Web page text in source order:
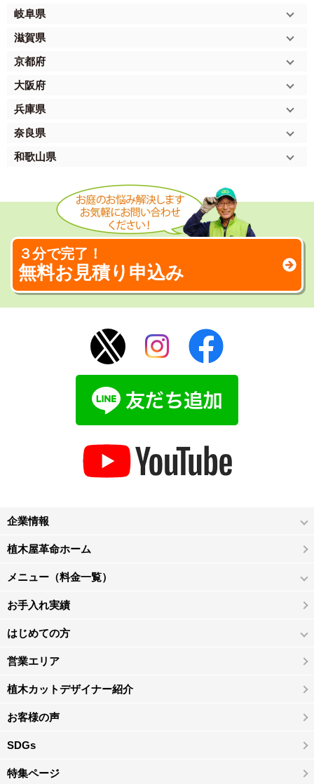
岐阜県
滋賀県
京都府
大阪府
兵庫県
奈良県
和歌山県
３分で完了！
無料お見積り申込み
企業情報
植木屋革命ホーム
メニュー（料金一覧）
お手入れ実績
はじめての方
営業エリア
植木カットデザイナー紹介
お客様の声
SDGs
特集ページ